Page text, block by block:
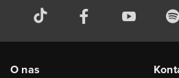
O nas